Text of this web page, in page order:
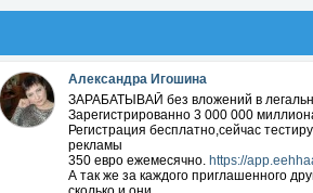
Александра Игошина
ЗАРАБАТЫВАЙ без вложений в
Зарегистрированно 3 000 000
Регистрация бесплатно,сейчас
рекламы
350 евро ежемесячно. https://
А так же за каждого приглашенного